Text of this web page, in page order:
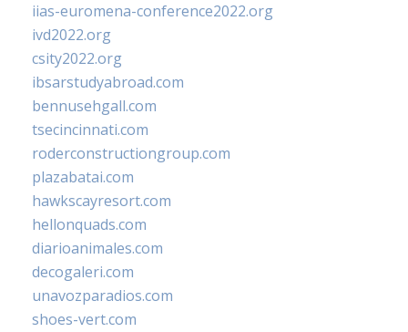
iias-euromena-conference2022.org
ivd2022.org
csity2022.org
ibsarstudyabroad.com
bennusehgall.com
tsecincinnati.com
roderconstructiongroup.com
plazabatai.com
hawkscayresort.com
hellonquads.com
diarioanimales.com
decogaleri.com
unavozparadios.com
shoes-vert.com